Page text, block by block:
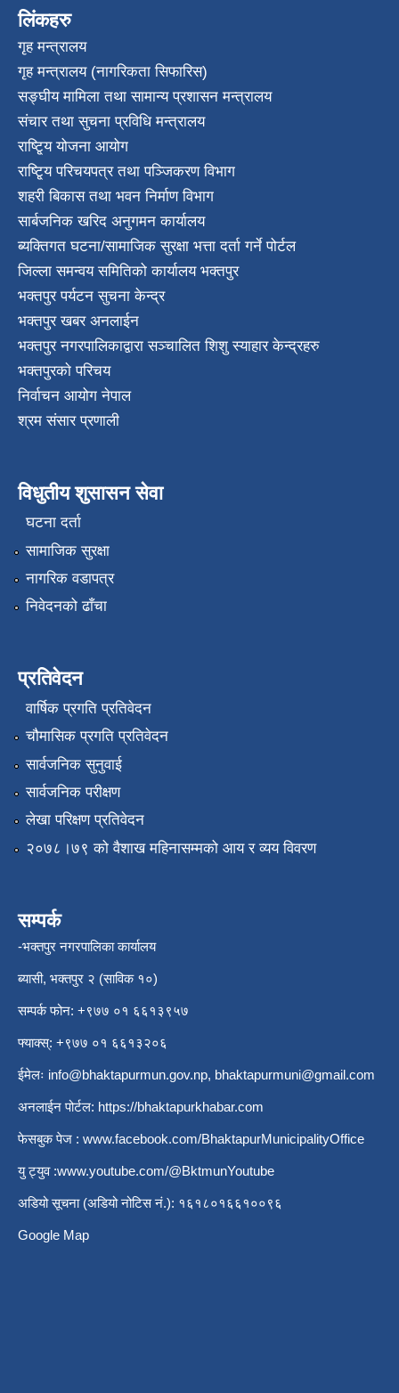
लिंकहरु
गृह मन्त्रालय
गृह मन्त्रालय (नागरिकता सिफारिस)
सङ्घीय मामिला तथा सामान्य प्रशासन मन्त्रालय
संचार तथा सुचना प्रविधि मन्त्रालय
राष्टि्ृय योजना आयोग
राष्टि्ृय परिचयपत्र तथा पञ्जिकरण विभाग
शहरी बिकास तथा भवन निर्माण विभाग
सार्बजनिक खरिद अनुगमन कार्यालय
ब्यक्तिगत घटना/सामाजिक सुरक्षा भत्ता दर्ता गर्ने पोर्टल
जिल्ला समन्वय समितिको कार्यालय भक्तपुर
भक्तपुर पर्यटन सुचना केन्द्र
भक्तपुर खबर अनलाईन
भक्तपुर नगरपालिकाद्वारा सञ्चालित शिशु स्याहार केन्द्रहरु
भक्तपुरकाे परिचय
निर्वाचन आयोग नेपाल
श्रम संसार प्रणाली
विधुतीय शुसासन सेवा
घटना दर्ता
सामाजिक सुरक्षा
नागरिक वडापत्र
निवेदनको ढाँचा
प्रतिवेदन
वार्षिक प्रगति प्रतिवेदन
चौमासिक प्रगति प्रतिवेदन
सार्वजनिक सुनुवाई
सार्वजनिक परीक्षण
लेखा परिक्षण प्रतिवेदन
२०७८।७९ को वैशाख महिनासम्मको आय र व्यय विवरण
सम्पर्क
-भक्तपुर नगरपालिका कार्यालय
ब्यासी, भक्तपुर २ (साविक १०)
सम्पर्क फोन: +९७७ ०१ ६६१३९५७
फ्याक्स्: +९७७ ०१ ६६१३२०६
ईमेलः info@bhaktapurmun.gov.np, bhaktapurmuni@gmail.com
अनलाईन पोर्टल: https://bhaktapurkhabar.com
फेसबुक पेज : www.facebook.com/BhaktapurMunicipalityOffice
यु ट्युव :www.youtube.com/@BktmunYoutube
अडियो सूचना (अडियो नोटिस नं.): १६१८०१६६१००९६
Google Map